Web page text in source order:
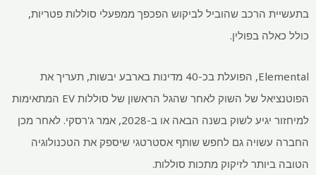
בתעשיית הרכב שהוביל לביקוש הפכפך ממפעלי סוללות פטריות,
כולל כאלה בפולין.
Elemental, הפועלת בכ-40 מדינות בארבע יבשות, תעריך את
הפוטנציאל של השוק לאחר שהגל הראשון של סוללות EV המתאימות
למיחזור יגיע לשוק בשנה הבאה או ב-2028, אמר ג'רסקי. לאחר מכן
החברה עשויה גם לחפש שותף אסטרטגי שיספק את הטכנולוגיה
הטובה ביותר לזיקוק מתכות סוללות.